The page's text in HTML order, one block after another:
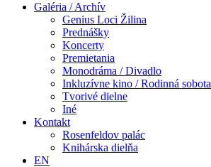
Galéria / Archív
Genius Loci Žilina
Prednášky
Koncerty
Premietania
Monodráma / Divadlo
Inkluzívne kino / Rodinná sobota
Tvorivé dielne
Iné
Kontakt
Rosenfeldov palác
Knihárska dielňa
EN